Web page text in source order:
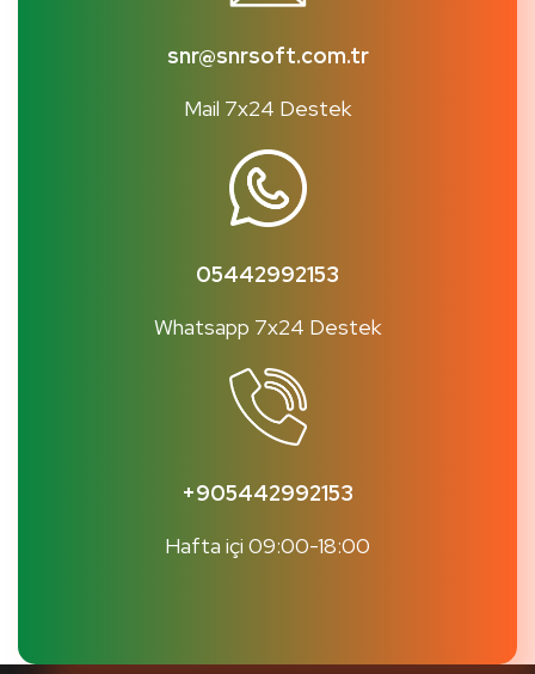
snr@snrsoft.com.tr
Mail 7x24 Destek
05442992153
Whatsapp 7x24 Destek
+905442992153
Hafta içi 09:00-18:00